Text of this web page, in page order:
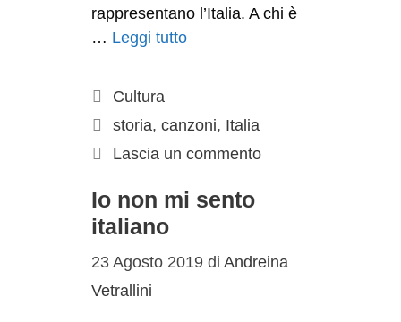
rappresentano l’Italia. A chi è
… Leggi tutto
Cultura
storia,canzoni, Italia
Lascia un commento
Io non mi sento
italiano
23 Agosto 2019 diAndreina
Vetrallini